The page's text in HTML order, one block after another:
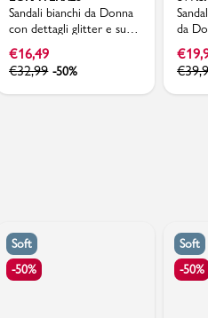
Sandali bianchi da Donna
con dettagli glitter e suola
platform Lora Ferres
€16,49
€32,99 -50%
da
Swish
€
€
Soft
-50%
Soft
-50%